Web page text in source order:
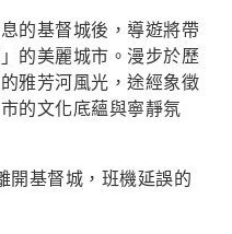
的基督城後，導遊將帶
的美麗城市。漫步於歷
雅芳河風光，途經象徵
的文化底蘊與寧靜氛
開基督城，班機延誤的